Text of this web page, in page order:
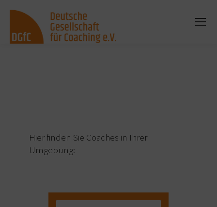
Hier finden Sie Coaches in Ihrer
Umgebung: